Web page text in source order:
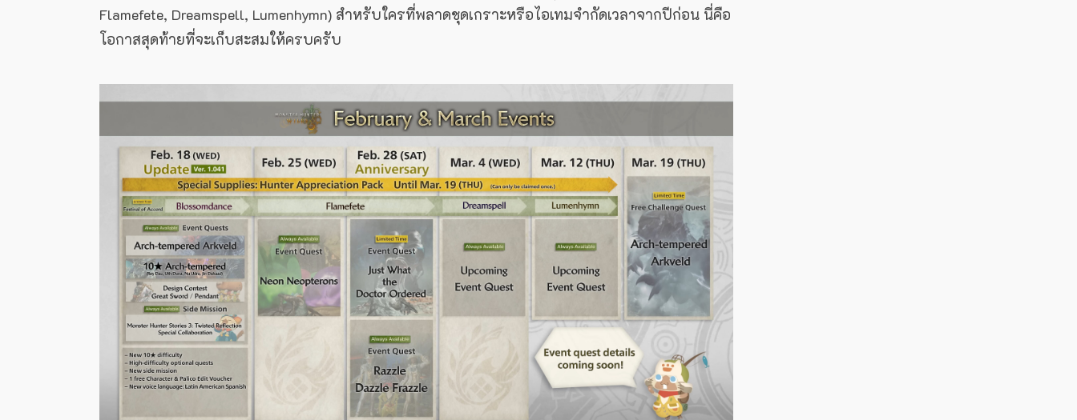
Flamefete, Dreamspell, Lumenhymn) สำหรับใครที่พลาดชุดเกราะหรือไอเทมจำกัดเวลาจากปีก่อน นี่คือ
โอกาสสุดท้ายที่จะเก็บสะสมให้ครบครับ